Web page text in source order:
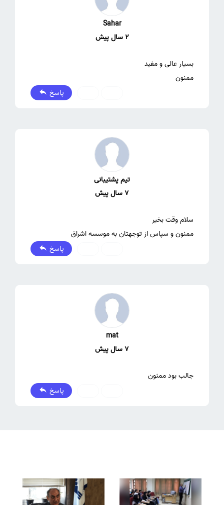
Sahar
2 سال پیش
ممنون
پاسخ
تیم پشتیبانی
7 سال پیش
ممنون و سپاس از توجهتان به موسسه اشراق
پاسخ
mat
7 سال پیش
جالب بود ممنون
پاسخ